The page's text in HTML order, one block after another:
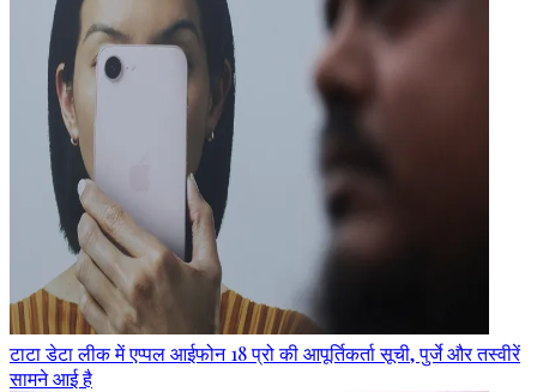
टाटा डेटा लीक में एप्पल आईफोन 18 प्रो की आपूर्तिकर्ता सूची, पुर्जे और तस्वीरें
सामने आई है